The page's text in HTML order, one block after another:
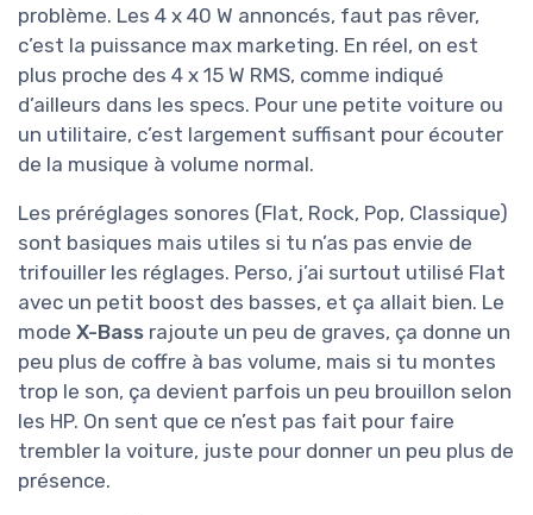
problème. Les 4 x 40 W annoncés, faut pas rêver,
c’est la puissance max marketing. En réel, on est
plus proche des 4 x 15 W RMS, comme indiqué
d’ailleurs dans les specs. Pour une petite voiture ou
un utilitaire, c’est largement suffisant pour écouter
de la musique à volume normal.
Les préréglages sonores (Flat, Rock, Pop, Classique)
sont basiques mais utiles si tu n’as pas envie de
trifouiller les réglages. Perso, j’ai surtout utilisé Flat
avec un petit boost des basses, et ça allait bien. Le
mode X-Bass rajoute un peu de graves, ça donne un
peu plus de coffre à bas volume, mais si tu montes
trop le son, ça devient parfois un peu brouillon selon
les HP. On sent que ce n’est pas fait pour faire
trembler la voiture, juste pour donner un peu plus de
présence.